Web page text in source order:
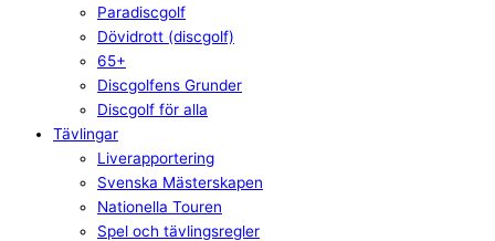
Paradiscgolf
Dövidrott (discgolf)
65+
Discgolfens Grunder
Discgolf för alla
Tävlingar
Liverapportering
Svenska Mästerskapen
Nationella Touren
Spel och tävlingsregler